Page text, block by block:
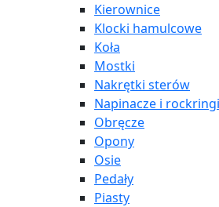
Kierownice
Klocki hamulcowe
Koła
Mostki
Nakrętki sterów
Napinacze i rockringi
Obręcze
Opony
Osie
Pedały
Piasty